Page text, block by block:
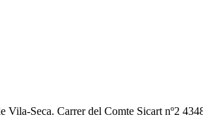
Seca. Carrer del Comte Sicart nº2